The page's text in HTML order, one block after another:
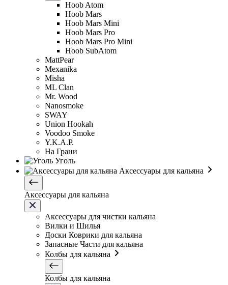
Hoob Atom
Hoob Mars
Hoob Mars Mini
Hoob Mars Pro
Hoob Mars Pro Mini
Hoob SubAtom
MattPear
Mexanika
Misha
ML Clan
Mr. Wood
Nanosmoke
SWAY
Union Hookah
Voodoo Smoke
Y.K.A.P.
На Грани
Уголь
Аксессуары для кальяна
Аксессуары для кальяна
Аксессуары для чистки кальяна
Вилки и Шилья
Доски Коврики для кальяна
Запасные Части для кальяна
Колбы для кальяна
Колбы для кальяна